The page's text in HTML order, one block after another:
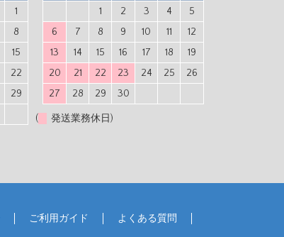
1
8
15
22
29
1
2 3 4
5
6
7 8 9 10 11
12
13
14 15 16 17 18
19
20
21 22 23 24 25
26
27
28 29 30
( 発送業務休日)
ご利用ガイド よくある質問